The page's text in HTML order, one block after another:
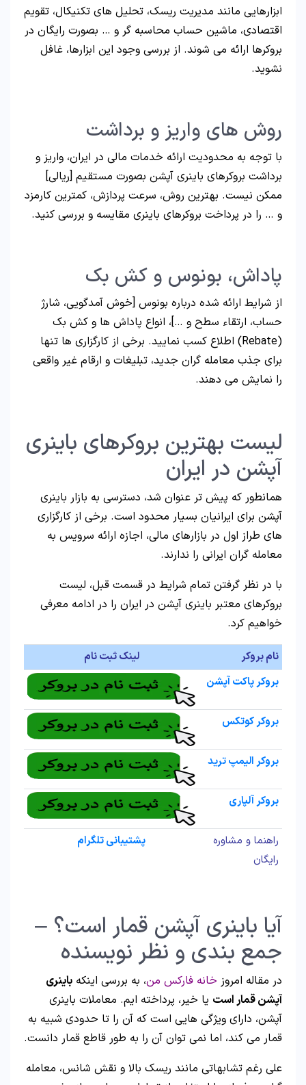
ابزارهایی مانند مدیریت ریسک، تحلیل های تکنیکال، تقویم
اقتصادی، ماشین حساب محاسبه گر و … بصورت رایگان در
بروکرها ارائه می شوند. از بررسی وجود این ابزارها، غافل
نشوید.
روش های واریز و برداشت
با توجه به محدودیت ارائه خدمات مالی در ایران، واریز و
برداشت بروکرهای باینری آپشن بصورت مستقیم [ریالی]
ممکن نیست. بهترین روش، سرعت پردازش، کمترین کارمزد
و … را در پرداخت بروکرهای باینری مقایسه و بررسی کنید.
پاداش، بونوس و کش بک
از شرایط ارائه شده درباره بونوس [خوش آمدگویی، شارژ
حساب، ارتقاء سطح و …]، انواع پاداش ها و کش بک
(Rebate) اطلاع کسب نمایید. برخی از کارگزاری ها تنها
برای جذب معامله گران جدید، تبلیغات و ارقام غیر واقعی
را نمایش می دهند.
لیست بهترین بروکرهای باینری
آپشن در ایران
همانطور که پیش تر عنوان شد، دسترسی به بازار باینری
آپشن برای ایرانیان بسیار محدود است. برخی از کارگزاری
های طراز اول در بازارهای مالی، اجازه ارائه سرویس به
معامله گران ایرانی را ندارند.
با در نظر گرفتن تمام شرایط در قسمت قبل، لیست
بروکرهای معتبر باینری آپشن در ایران را در ادامه معرفی
خواهیم کرد.
نام بروکر
لینک ثبت نام
بروکر پاکت آپشن
بروکر کوتکس
بروکر الیمپ ترید
بروکر آلپاری
راهنما و مشاوره
رایگان
پشتیبانی تلگرام
آیا باینری آپشن قمار است؟ –
جمع بندی و نظر نویسنده
در مقاله امروز خانه فارکس من، به بررسی اینکه باینری
آپشن قمار است یا خیر، پرداخته ایم. معاملات باینری
آپشن، دارای ویژگی هایی است که آن را تا حدودی شبیه به
قمار می کند، اما نمی توان آن را به طور قاطع قمار دانست.
علی رغم تشابهاتی مانند ریسک بالا و نقش شانس، معامله